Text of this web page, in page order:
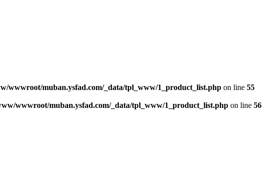
wwwroot/muban.ysfad.com/_data/tpl_www/1_product_list.php on line 55
wwwroot/muban.ysfad.com/_data/tpl_www/1_product_list.php on line 56